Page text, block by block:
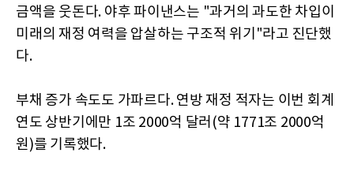
금액을 웃돈다. 야후 파이낸스는 "과거의 과도한 차입이
미래의 재정 여력을 압살하는 구조적 위기"라고 진단했
다.
부채 증가 속도도 가파르다. 연방 재정 적자는 이번 회계
연도 상반기에만 1조 2000억 달러(약 1771조 2000억
원)를 기록했다.